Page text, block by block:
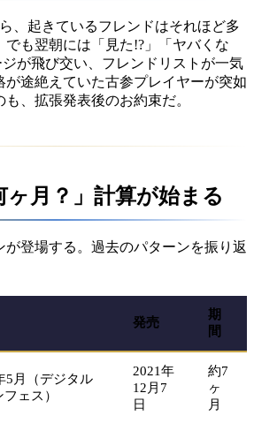
、起きているフレンドはそれほど多
でも翌朝には「見た!?」「ヤバくな
が飛び交い、フレンドリストが一気
が途絶えていた古参プレイヤーが突如
、拡張発表後のお約束だ。
ヶ月？」計算が始まる
が登場する。過去のパターンを振り返
発売
期
間
5月（デジタル
ェス）
2021年
12月7
日
約7
ヶ
月